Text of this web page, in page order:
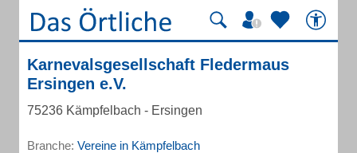
Karnevalsgesellschaft Fledermaus
Ersingen e.V.
75236 Kämpfelbach - Ersingen
Branche: Vereine in Kämpfelbach